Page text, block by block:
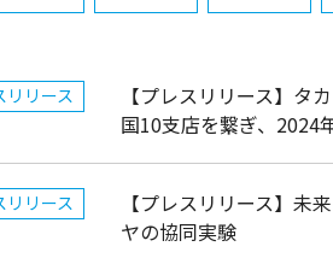
リリース
【プレスリリース】タ
国10支店を繋ぎ、2024
リリース
【プレスリリース】未
ヤの協同実験